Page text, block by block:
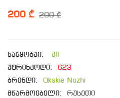
200 ₾ 200 ₾
საწყობში:
კი
შტრიხკოდი:
623
ბრენდი:
Okskie Nozhi
მწარმოებელი:
რუსეთი